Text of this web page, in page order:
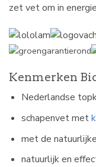
zet vet om in
Kenmerken
Nederlandse
schapenvet met
met de
natuurlijk en